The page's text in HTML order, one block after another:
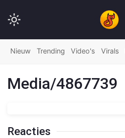
Nieuw Trending Video's Virals
Media/4867739
Reacties